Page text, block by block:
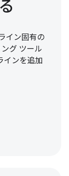
イン固有の
グ ツール
インを追加